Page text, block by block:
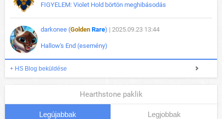
FIGYELEM: Violet Hold börtön meghibásodás
darkonee (Golden Rare) | 2025.09.23 13:44
Hallow's End (esemény)
+ HS Blog beküldése
Hearthstone paklik
Legújabbak Legjobbak